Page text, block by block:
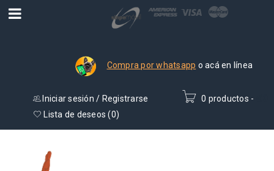
Compra por whatsapp o acá en línea
0 productos -
Iniciar sesión / Registrarse
Lista de deseos (0)